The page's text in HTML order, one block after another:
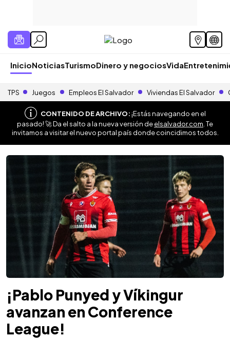
InicioNoticiasTurismoDinero y negociosVida
TPS Juegos Empleos El Salvador Viviendas El Salvador
CONTENIDO DE ARCHIVO:¡Estás navegando en el
pasado! 🚀 Da el salto a la nueva versión deelsalvador.com . Te
invitamos a visitar el nuevo portal país donde coincidimos todos.
¡Pablo Punyed y Víkingur
avanzan en Conference
League!